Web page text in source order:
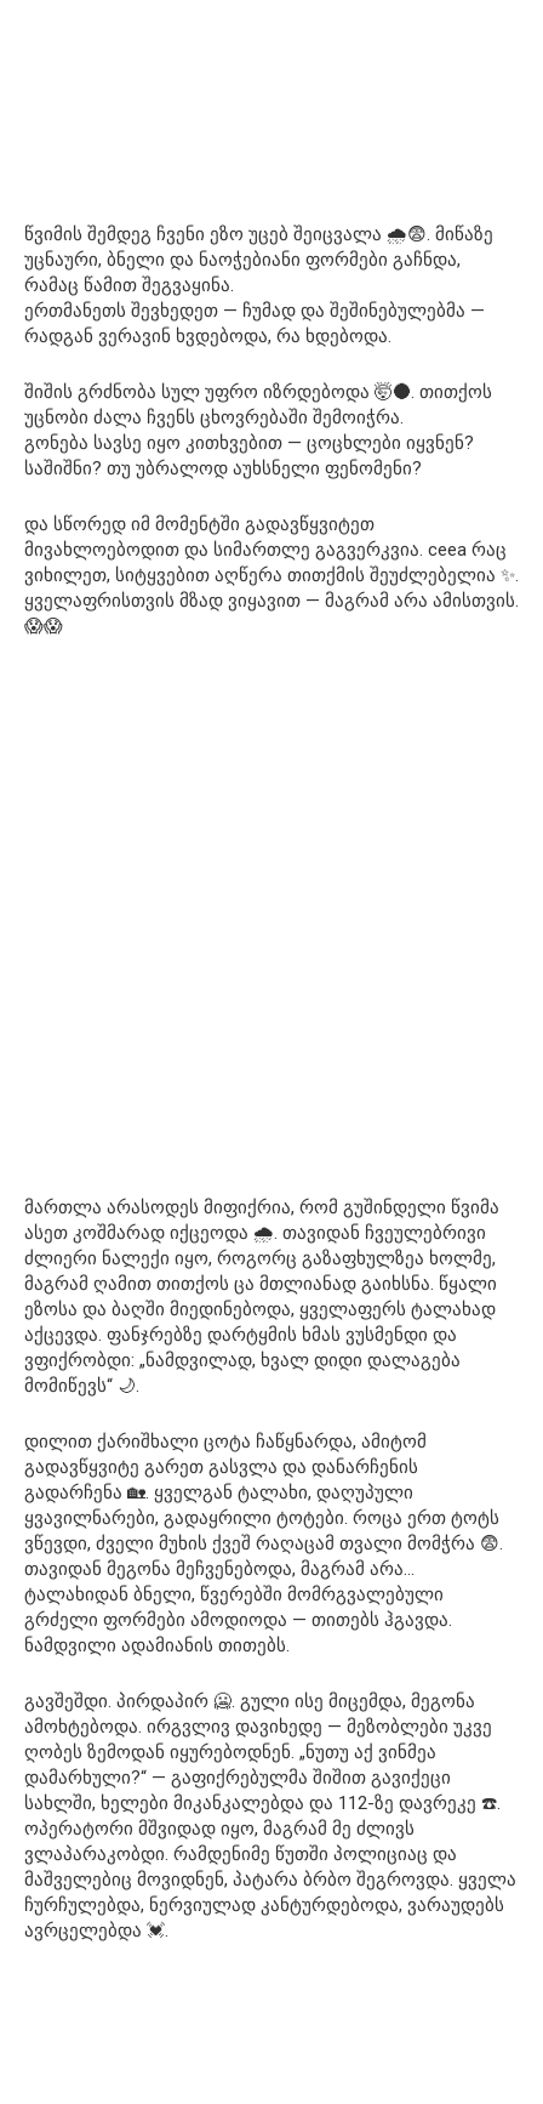
წვიმის შემდეგ ჩვენი ეზო უცებ შეიცვალა 🌧️😨. მიწაზე
უცნაური, ბნელი და ნაოჭებიანი ფორმები გაჩნდა,
რამაც წამით შეგვაყინა.
ერთმანეთს შევხედეთ — ჩუმად და შეშინებულებმა —
რადგან ვერავინ ხვდებოდა, რა ხდებოდა.
შიშის გრძნობა სულ უფრო იზრდებოდა 🤯🌑. თითქოს
უცნობი ძალა ჩვენს ცხოვრებაში შემოიჭრა.
გონება სავსე იყო კითხვებით — ცოცხლები იყვნენ?
საშიშნი? თუ უბრალოდ აუხსნელი ფენომენი?
და სწორედ იმ მომენტში გადავწყვიტეთ
მივახლოებოდით და სიმართლე გაგვერკვია. ceea რაც
ვიხილეთ, სიტყვებით აღწერა თითქმის შეუძლებელია ✨.
ყველაფრისთვის მზად ვიყავით — მაგრამ არა ამისთვის.
😱😱
მართლა არასოდეს მიფიქრია, რომ გუშინდელი წვიმა
ასეთ კოშმარად იქცეოდა 🌧️. თავიდან ჩვეულებრივი
ძლიერი ნალექი იყო, როგორც გაზაფხულზეა ხოლმე,
მაგრამ ღამით თითქოს ცა მთლიანად გაიხსნა. წყალი
ეზოსა და ბაღში მიედინებოდა, ყველაფერს ტალახად
აქცევდა. ფანჯრებზე დარტყმის ხმას ვუსმენდი და
ვფიქრობდი: „ნამდვილად, ხვალ დიდი დალაგება
მომიწევს“ 🌙.
დილით ქარიშხალი ცოტა ჩაწყნარდა, ამიტომ
გადავწყვიტე გარეთ გასვლა და დანარჩენის
გადარჩენა 🏡. ყველგან ტალახი, დაღუპული
ყვავილნარები, გადაყრილი ტოტები. როცა ერთ ტოტს
ვწევდი, ძველი მუხის ქვეშ რაღაცამ თვალი მომჭრა 😨.
თავიდან მეგონა მეჩვენებოდა, მაგრამ არა…
ტალახიდან ბნელი, წვერებში მომრგვალებული
გრძელი ფორმები ამოდიოდა — თითებს ჰგავდა.
ნამდვილი ადამიანის თითებს.
გავშეშდი. პირდაპირ 🥶. გული ისე მიცემდა, მეგონა
ამოხტებოდა. ირგვლივ დავიხედე — მეზობლები უკვე
ღობეს ზემოდან იყურებოდნენ. „ნუთუ აქ ვინმეა
დამარხული?“ — გაფიქრებულმა შიშით გავიქეცი
სახლში, ხელები მიკანკალებდა და 112-ზე დავრეკე ☎️.
ოპერატორი მშვიდად იყო, მაგრამ მე ძლივს
ვლაპარაკობდი. რამდენიმე წუთში პოლიციაც და
მაშველებიც მოვიდნენ, პატარა ბრბო შეგროვდა. ყველა
ჩურჩულებდა, ნერვიულად კანტურდებოდა, ვარაუდებს
ავრცელებდა 💓.